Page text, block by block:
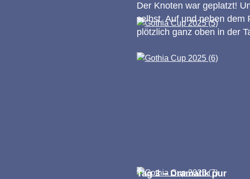
Der Knoten war geplatzt!
selbst. Auf und neben dem
plötzlich ganz oben in der
Tag 3 – Dramatik pur